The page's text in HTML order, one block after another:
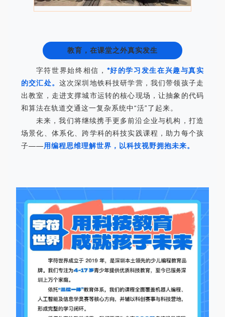
教育，在课堂之外真实发生
字符世界始终相信， *好的学习发生在兴趣与真实
的交汇处。 这次深圳地铁科技研学营，我们带领孩子走
出教室，走进支撑城市运转的核心现场，让抽象的代码
和算法在轨道交通这一复杂系统中“活”了起来。
未来，我们将继续携手更多前沿企业与机构，打造
场景化、体系化、跨学科的科技实践课程，助力每个孩
子——用编程思维理解世界，以科技视野拥抱未来。